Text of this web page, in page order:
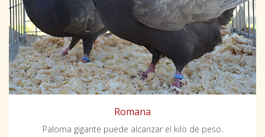
Romana
Paloma gigante puede alcanzar el kilo de peso.